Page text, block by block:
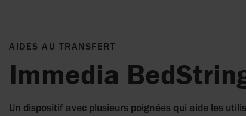
AIDES AU TRANSFERT
Immedia
Un dispositif avec plusieurs poignées qui aide les